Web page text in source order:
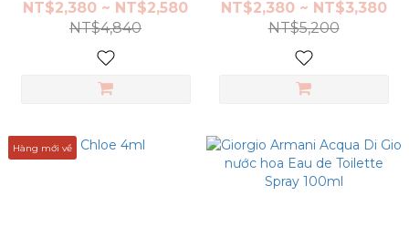
NT$2,380 ~ NT$2,580
NT$4,840
NT$2,380 ~ NT$3,380
NT$5,200
Hàng mới về